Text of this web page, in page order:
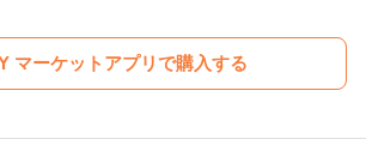
マーケットアプリで購入する